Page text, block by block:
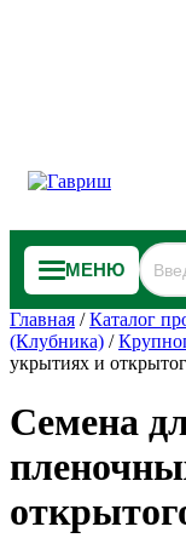
МЕНЮ
Главная /Каталог
(Клубника) /
укрытиях и
Семена